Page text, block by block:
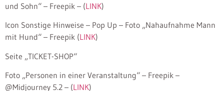
und Sohn“ – Freepik – (LINK)
Icon Sonstige Hinweise – Pop Up – Foto „Nahaufnahme Mann
mit Hund“ – Freepik (LINK)
Seite „TICKET-SHOP“
Foto „Personen in einer Veranstaltung“ – Freepik –
@Midjourney 5.2 – (LINK)